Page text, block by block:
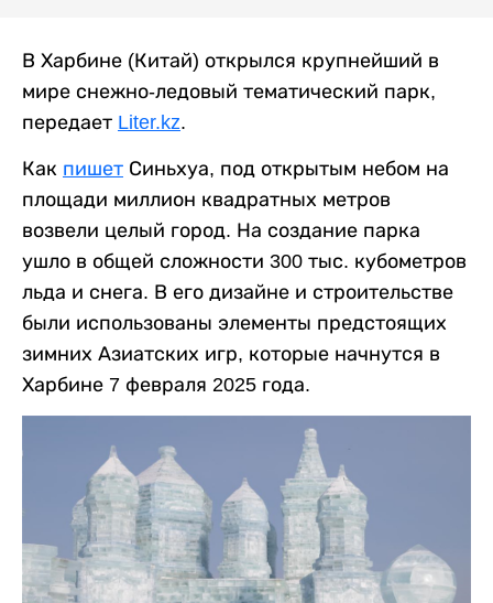
В Харбине (Китай) открылся крупнейший в
мире снежно-ледовый тематический парк,
передает Liter.kz.
Как пишет Синьхуа, под открытым небом на
площади миллион квадратных метров
возвели целый город. На создание парка
ушло в общей сложности 300 тыс. кубометров
льда и снега. В его дизайне и строительстве
были использованы элементы предстоящих
зимних Азиатских игр, которые начнутся в
Харбине 7 февраля 2025 года.